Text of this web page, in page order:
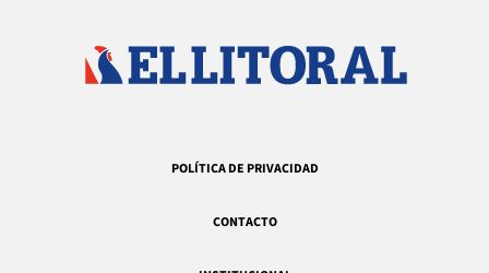
POLÍTICA DE PRIVACIDAD
CONTACTO